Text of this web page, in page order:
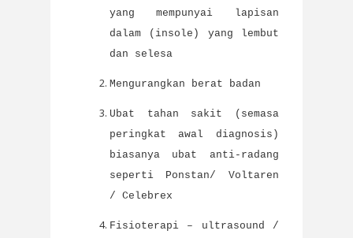
yang mempunyai lapisan
dalam (insole) yang lembut
dan selesa
Mengurangkan berat badan
Ubat tahan sakit (semasa
peringkat awal diagnosis)
biasanya ubat anti-radang
seperti Ponstan/ Voltaren
/ Celebrex
Fisioterapi – ultrasound /